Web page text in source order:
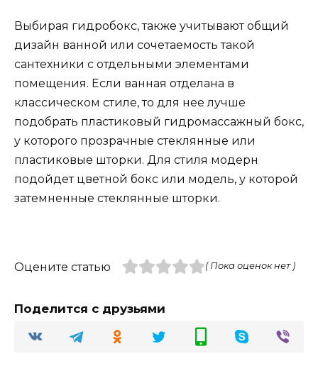
Выбирая гидробокс, также учитывают общий
дизайн ванной или сочетаемость такой
сантехники с отдельными элементами
помещения. Если ванная отделана в
классическом стиле, то для нее лучше
подобрать пластиковый гидромассажный бокс,
у которого прозрачные стеклянные или
пластиковые шторки. Для стиля модерн
подойдет цветной бокс или модель, у которой
затемненные стеклянные шторки.
Оцените статью ( Пока оценок нет )
Поделится с друзьями